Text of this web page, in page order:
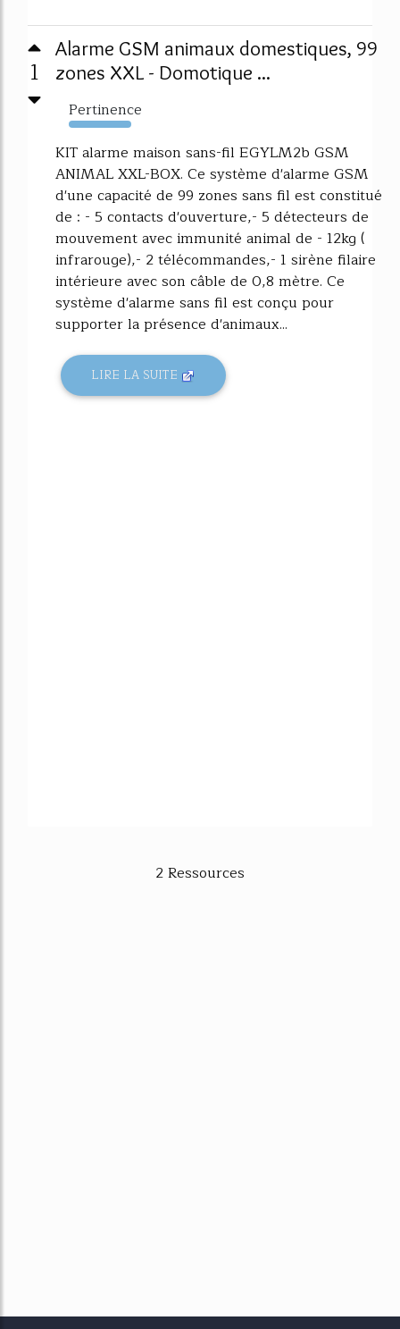
1
Alarme GSM animaux domestiques, 99
zones XXL - Domotique ...
Pertinence
7978%
KIT alarme maison sans-fil EGYLM2b GSM
ANIMAL XXL-BOX. Ce système d'alarme GSM
d'une capacité de 99 zones sans fil est constitué
de : - 5 contacts d'ouverture,- 5 détecteurs de
mouvement avec immunité animal de - 12kg (
infrarouge),- 2 télécommandes,- 1 sirène filaire
intérieure avec son câble de 0,8 mètre. Ce
système d'alarme sans fil est conçu pour
supporter la présence d'animaux...
LIRE LA SUITE
2 Ressources